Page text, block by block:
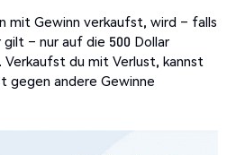
mit Gewinn verkaufst, wird – falls
– nur auf die 500 Dollar
du mit Verlust, kannst
gegen andere Gewinne